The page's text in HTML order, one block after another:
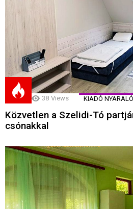
38 Views KIADÓ NYARALÓ
Közvetlen a Szelidi-Tó
csónakkal